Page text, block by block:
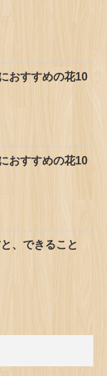
おすすめの花10
おすすめの花10
、できること